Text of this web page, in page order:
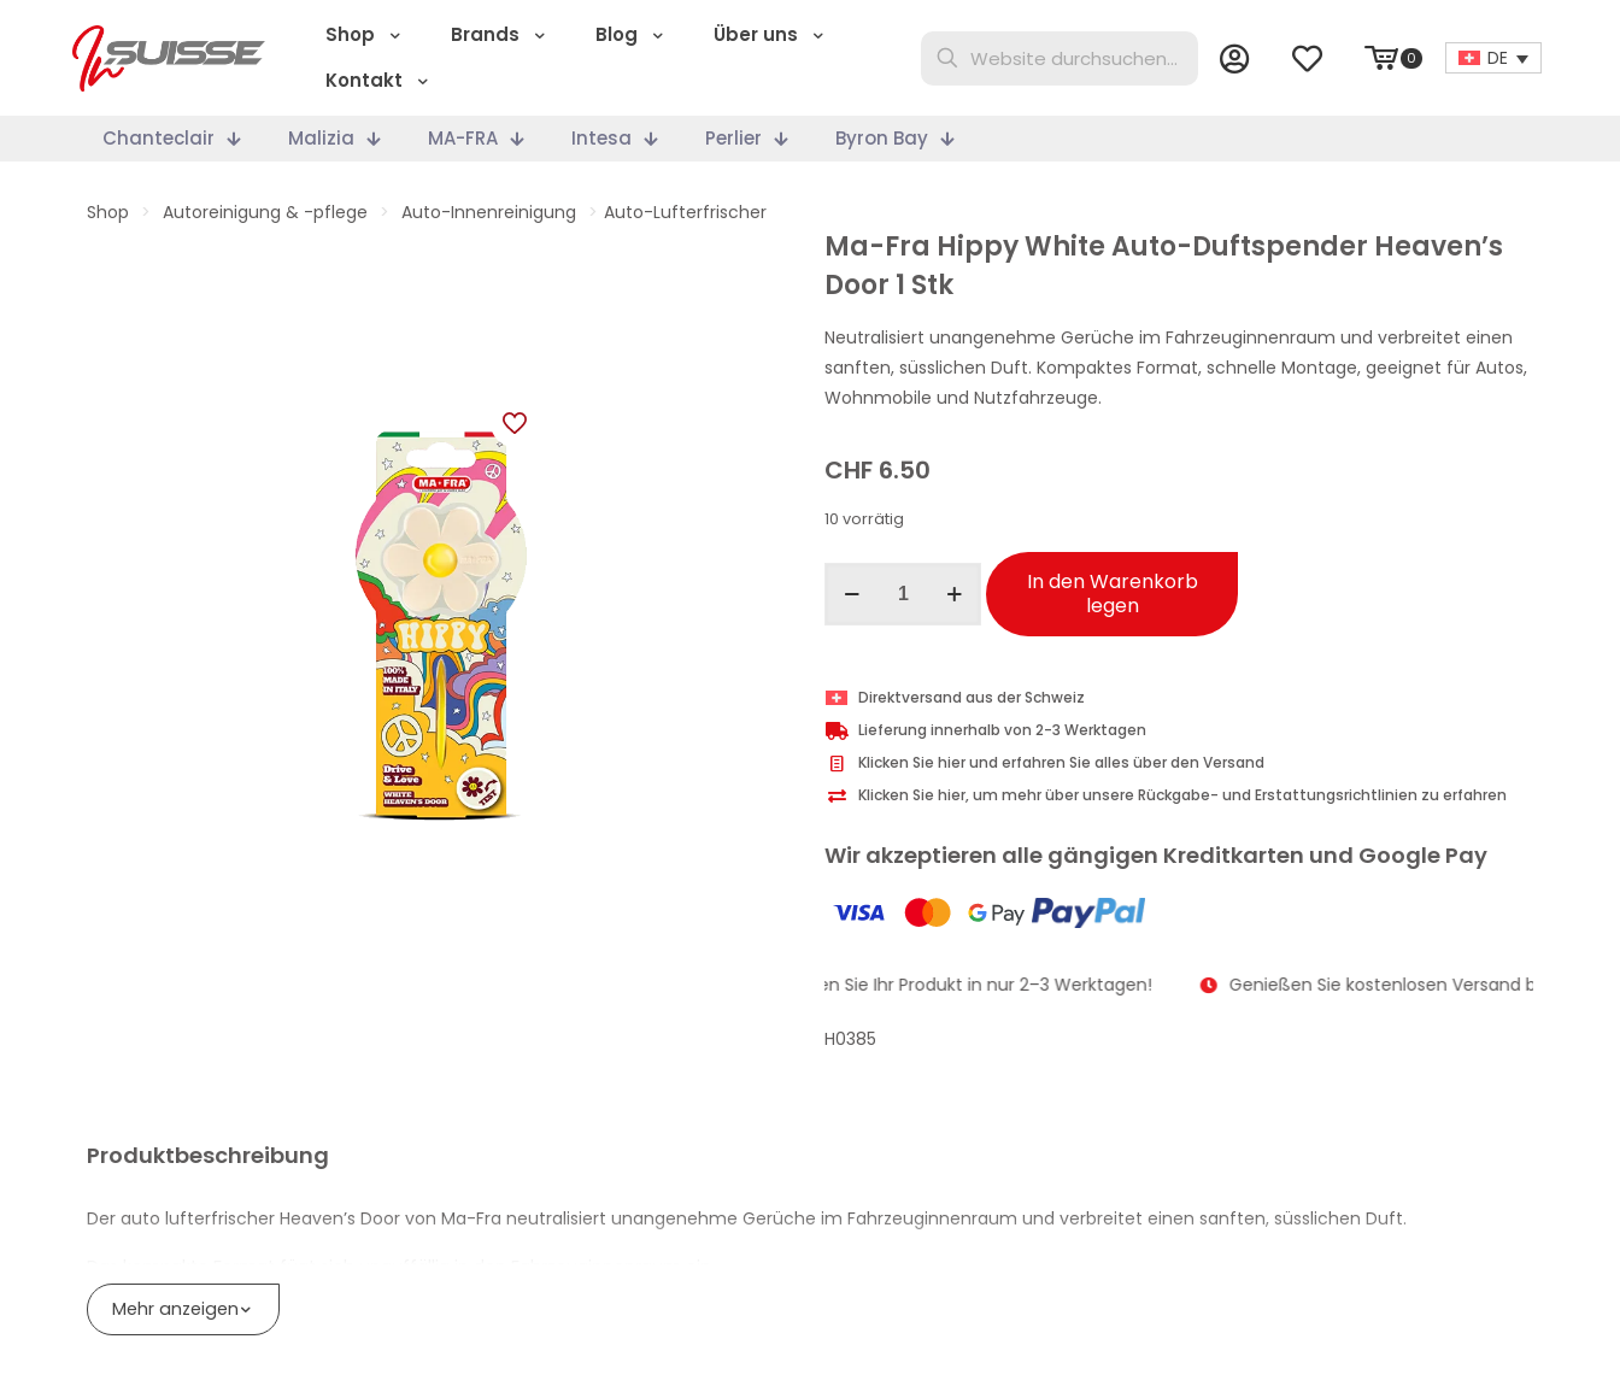
Shop Brands Blog
Über uns
Kontakt
0 DE
Chanteclair Malizia MA-FRA Intesa Perlier Byron Bay
Shop > Autoreinigung & -pflege > Auto-Innenreinigung > Auto-Lufterfrischer
Ma-Fra Hippy White Auto-Duftspender Heaven’s
Door 1 Stk
Neutralisiert unangenehme Gerüche im Fahrzeuginnenraum und verbreitet einen
sanften, süsslichen Duft. Kompaktes Format, schnelle Montage, geeignet für Autos,
Wohnmobile und Nutzfahrzeuge.
CHF 6.50
10 vorrätig
Auto-
Duftspender
Heaven's
Door
Stk
In den Warenkorb
legen
Direktversand aus der Schweiz
Lieferung innerhalb von 2-3 Werktagen
Klicken Sie hier und erfahren Sie alles über den Versand
Klicken Sie hier, um mehr über unsere Rückgabe- und Erstattungsrichtlinien zu erfahren
Wir akzeptieren alle gängigen Kreditkarten und Google Pay
Erhalten Sie Ihr Produkt in nur 2–3 Werktagen! Genießen Sie kostenlosen Versand bei
H0385
Produktbeschreibung
Der auto lufterfrischer Heaven’s Door von Ma-Fra neutralisiert unangenehme Gerüche im Fahrzeuginnenraum und verbreitet einen sanften, süsslichen Duft.
Ma-Fra Hippy Heaven’s Door ist geeignet für Autos, Wohnmobile und Nutzfahrzeuge.
Mehr anzeigen